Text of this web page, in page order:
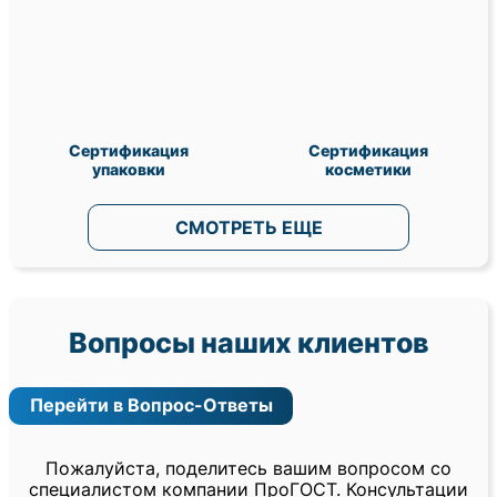
Сертификация
упаковки
Сертификация
косметики
СМОТРЕТЬ ЕЩЕ
Вопросы наших клиентов
Перейти в Вопрос-Ответы
Пожалуйста, поделитесь вашим вопросом со
специалистом компании ПроГОСТ. Консультации